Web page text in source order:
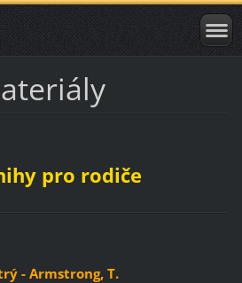
pro rodiče
- Armstrong, T.